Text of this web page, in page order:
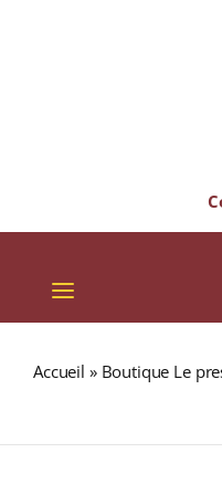
Toggle
Navigation
SPIRITUEUX
Accueil » Boutique Le